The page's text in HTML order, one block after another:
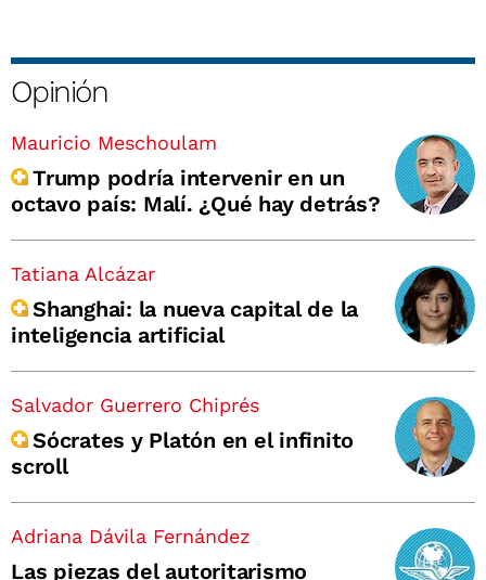
Opinión
Mauricio Meschoulam
Trump podría intervenir en un
octavo país: Malí. ¿Qué hay detrás?
Tatiana Alcázar
Shanghai: la nueva capital de la
inteligencia artificial
Salvador Guerrero Chiprés
Sócrates y Platón en el infinito
scroll
Adriana Dávila Fernández
Las piezas del autoritarismo